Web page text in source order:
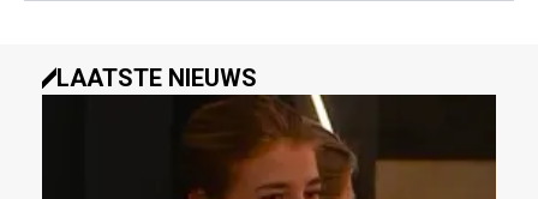
LAATSTE NIEUWS